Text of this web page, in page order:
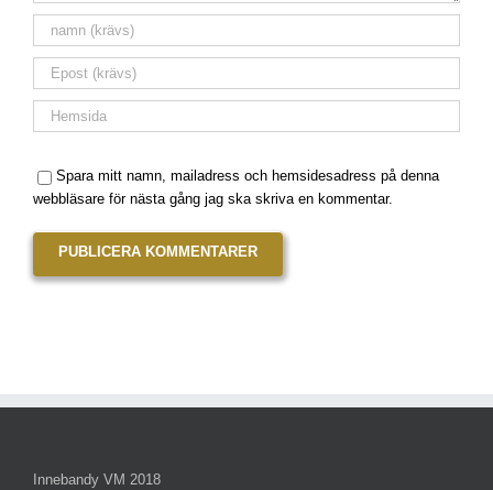
Spara mitt namn, mailadress och hemsidesadress på denna
webbläsare för nästa gång jag ska skriva en kommentar.
Innebandy VM 2018